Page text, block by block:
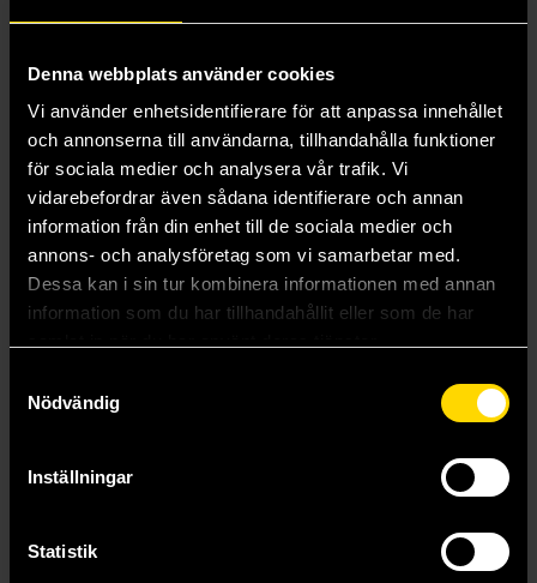
Denna webbplats använder cookies
Vi använder enhetsidentifierare för att anpassa innehållet
och annonserna till användarna, tillhandahålla funktioner
för sociala medier och analysera vår trafik. Vi
vidarebefordrar även sådana identifierare och annan
information från din enhet till de sociala medier och
annons- och analysföretag som vi samarbetar med.
Dessa kan i sin tur kombinera informationen med annan
information som du har tillhandahållit eller som de har
Nödvändig
Inställningar
Statistik
520 kr
Beställ
Berserk Deluxe Edition Vol 2